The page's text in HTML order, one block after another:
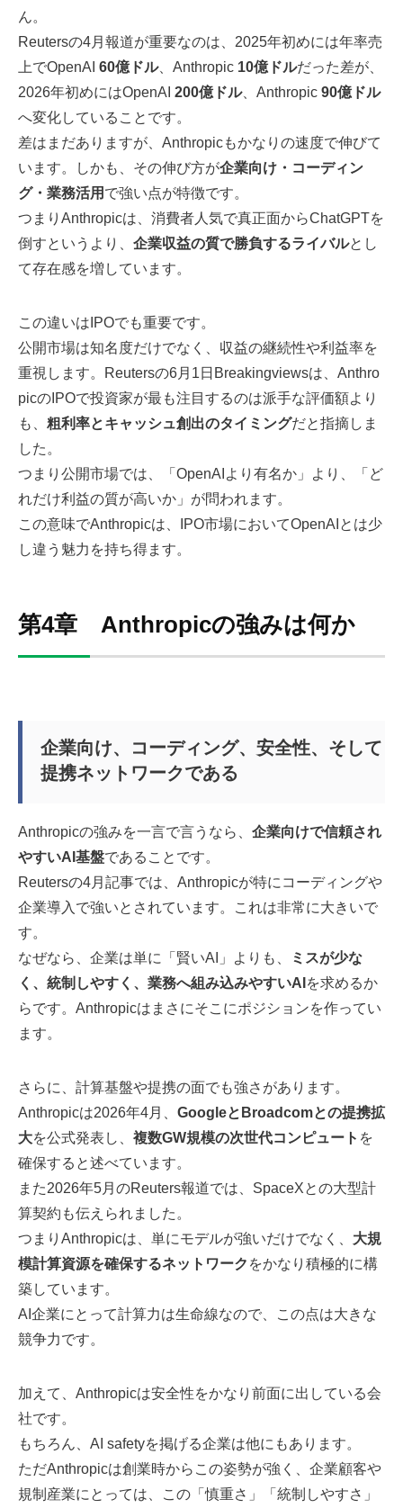
ん。
Reutersの4月報道が重要なのは、2025年初めには年率売
上でOpenAI 60億ドル、Anthropic 10億ドルだった差が、
2026年初めにはOpenAI 200億ドル、Anthropic 90億ドル
へ変化していることです。
差はまだありますが、Anthropicもかなりの速度で伸びて
います。しかも、その伸び方が企業向け・コーディン
グ・業務活用 で強い点が特徴です。
つまりAnthropicは、消費者人気で真正面からChatGPTを
倒すというより、 企業収益の質で勝負するライバルとし
て存在感を増しています。
この違いはIPOでも重要です。
公開市場は知名度だけでなく、収益の継続性や利益率を
重視します。Reutersの6月1日Breakingviewsは、Anthro
picのIPOで投資家が最も注目するのは派手な評価額より
も、 粗利率とキャッシュ創出のタイミングだと指摘しま
した。
つまり公開市場では、「OpenAIより有名か」より、「ど
れだけ利益の質が高いか」が問われます。
この意味でAnthropicは、IPO市場においてOpenAIとは少
し違う魅力を持ち得ます。
第4章 Anthropicの強みは何か
企業向け、コーディング、安全性、そして
提携ネットワークである
Anthropicの強みを一言で言うなら、 企業向けで信頼され
やすいAI基盤であることです。
Reutersの4月記事では、Anthropicが特にコーディングや
企業導入で強いとされています。これは非常に大きいで
す。
なぜなら、企業は単に「賢いAI」よりも、
ミスが少な
く、統制しやすく、業務へ組み込みやすいAI を求めるか
らです。Anthropicはまさにそこにポジションを作ってい
ます。
さらに、計算基盤や提携の面でも強さがあります。
Anthropicは2026年4月、 GoogleとBroadcomとの提携拡
大を公式発表し、 複数GW規模の次世代コンピュート を
確保すると述べています。
また2026年5月のReuters報道では、SpaceXとの大型計
算契約も伝えられました。
つまりAnthropicは、単にモデルが強いだけでなく、 大規
模計算資源を確保するネットワーク をかなり積極的に構
築しています。
AI企業にとって計算力は生命線なので、この点は大きな
競争力です。
加えて、Anthropicは安全性をかなり前面に出している会
社です。
もちろん、AI safetyを掲げる企業は他にもあります。
ただAnthropicは創業時からこの姿勢が強く、企業顧客や
規制産業にとっては、この「慎重さ」「統制しやすさ」